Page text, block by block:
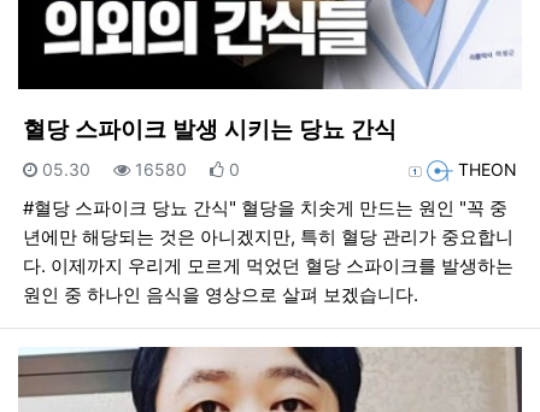
혈당 스파이크 발생 시키는 당뇨 간식
등록자THEON
등록일
05.30 조회
16580 추천
0
#혈당 스파이크 당뇨 간식" 혈당을 치솟게 만드는 원인 "꼭 중
년에만 해당되는 것은 아니겠지만, 특히 혈당 관리가 중요합니
다. 이제까지 우리게 모르게 먹었던 혈당 스파이크를 발생하는
원인 중 하나인 음식을 영상으로 살펴 보겠습니다.